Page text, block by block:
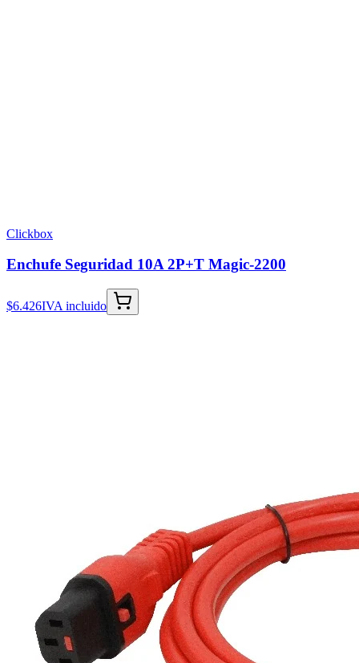
Clickbox
Enchufe Seguridad 10A 2P+T Magic-2200
$6.426IVA incluido